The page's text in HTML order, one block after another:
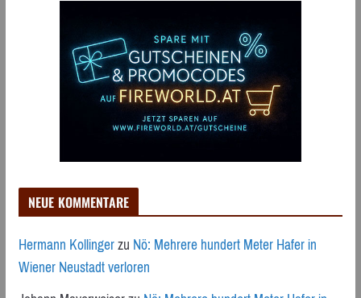
NEUE KOMMENTARE
Hermann KollingerzuNö: Mehrere hundert Meter Hafer in
Wiener Neustadt verloren